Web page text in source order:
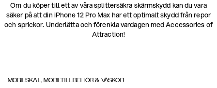
Om du köper till ett av våra splittersäkra skärmskydd kan du vara
säker på att din iPhone 12 Pro Max har ett optimalt skydd från repor
och sprickor. Underlätta och förenkla vardagen med Accessories of
Attraction!
MOBILSKAL, MOBILTILLBEHÖR & VÄSKOR